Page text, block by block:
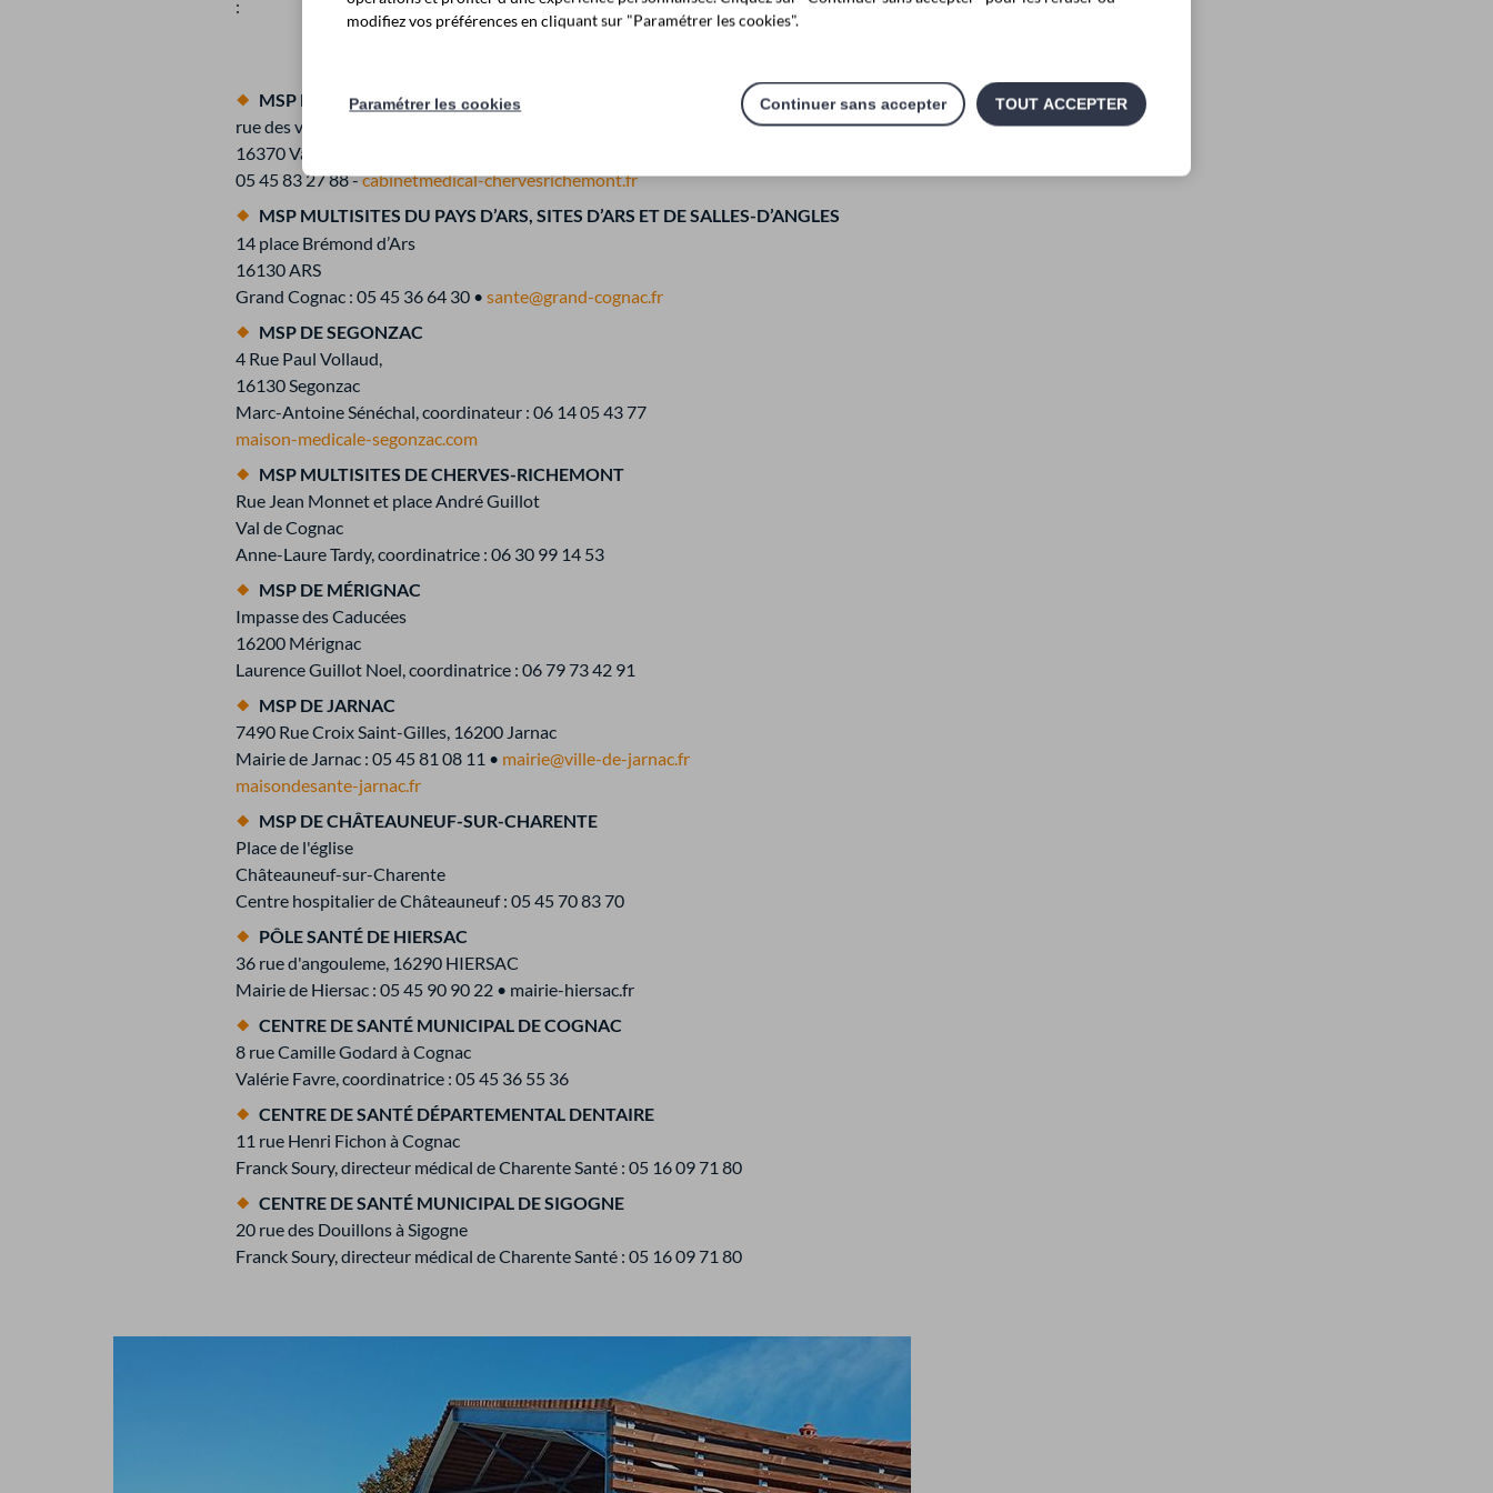
:
MSP DE VAL DE COGNAC
rue des vignes
16370 Val de Cognac
05 45 83 27 88 -cabinetmedical-chervesrichemont.fr
MSP MULTISITES DU PAYS D’ARS, SITES D’ARS ET DE SALLES-D’ANGLES
14 place Brémond d’Ars
16130 ARS
Grand Cognac : 05 45 36 64 30 • sante@grand-cognac.fr
MSP DE SEGONZAC
4 Rue Paul Vollaud,
16130 Segonzac
Marc-Antoine Sénéchal, coordinateur : 06 14 05 43 77
maison-medicale-segonzac.com
MSP MULTISITES DE CHERVES-RICHEMONT
Rue Jean Monnet et place André Guillot
Val de Cognac
Anne-Laure Tardy, coordinatrice : 06 30 99 14 53
MSP DE MÉRIGNAC
Impasse des Caducées
16200 Mérignac
Laurence Guillot Noel, coordinatrice : 06 79 73 42 91
MSP DE JARNAC
7490 Rue Croix Saint-Gilles, 16200 Jarnac
Mairie de Jarnac : 05 45 81 08 11 • mairie@ville-de-jarnac.fr
maisondesante-jarnac.fr
MSP DE CHÂTEAUNEUF-SUR-CHARENTE
Place de l'église
Châteauneuf-sur-Charente
Centre hospitalier de Châteauneuf : 05 45 70 83 70
PÔLE SANTÉ DE HIERSAC
36 rue d'angouleme, 16290 HIERSAC
Mairie de Hiersac : 05 45 90 90 22 • mairie-hiersac.fr
CENTRE DE SANTÉ MUNICIPAL DE COGNAC
8 rue Camille Godard à Cognac
Valérie Favre, coordinatrice : 05 45 36 55 36
CENTRE DE SANTÉ DÉPARTEMENTAL DENTAIRE
11 rue Henri Fichon à Cognac
Franck Soury, directeur médical de Charente Santé : 05 16 09 71 80
CENTRE DE SANTÉ MUNICIPAL DE SIGOGNE
20 rue des Douillons à Sigogne
Franck Soury, directeur médical de Charente Santé : 05 16 09 71 80
modifiez vos préférences en cliquant sur "Paramétrer les cookies".
TOUT ACCEPTER
Continuer sans accepter
Paramétrer les cookies